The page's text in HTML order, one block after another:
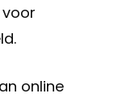
online